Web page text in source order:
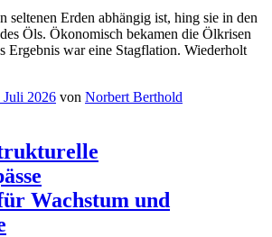
seltenen Erden abhängig ist, hing sie in den
Öls. Ökonomisch bekamen die Ölkrisen
Ergebnis war eine Stagflation. Wiederholt
Juli 2026 von Norbert Berthold
Wachstum und